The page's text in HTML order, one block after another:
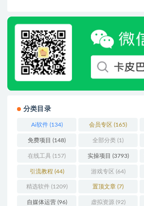
分类目录
Ai软件(134) 会员专区 (165)
免费项目 (148) 全部分类 (1)
在线工具 (157) 实操项目 (3793)
引流教程 (44) 游戏专区 (64)
精选软件(1209) 置顶文章 (7)
自媒体运营(96) 虚拟资源 (92)